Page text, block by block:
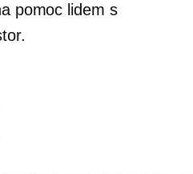
pomoc lidem s